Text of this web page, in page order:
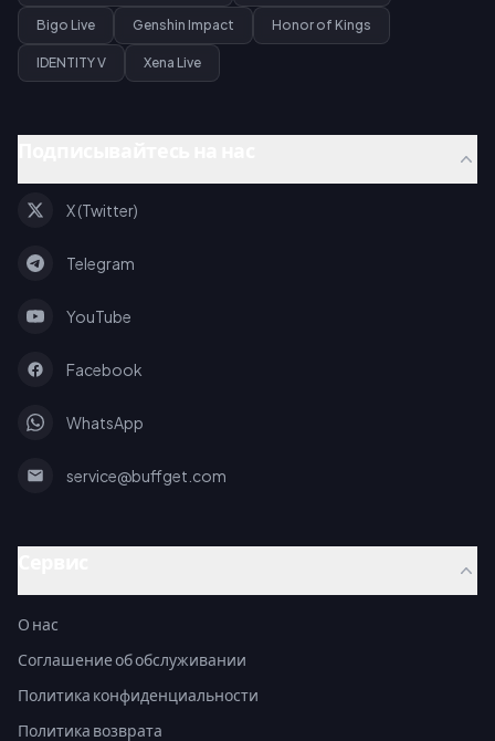
Bigo Live Genshin Impact Honor of Kings
IDENTITY V Xena Live
X (Twitter)
Telegram
YouTube
Facebook
WhatsApp
service@buffget.com
О нас
Соглашение об обслуживании
Политика конфиденциальности
Политика возврата